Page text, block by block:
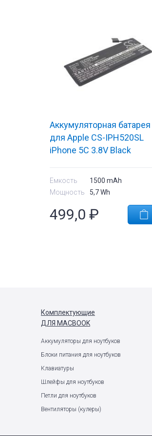
Аккумуляторная батарея
для Apple CS-IPH520SL
iPhone 5C 3.8V Black
Емкость
1500 mAh
Мощность
5,7 Wh
499,0 ₽
Комплектующие
ДЛЯ MACBOOK
Аккумуляторы для ноутбуков
Блоки питания для ноутбуков
Клавиатуры
Шлейфы для ноутбуков
Петли для ноутбуков
Вентиляторы (кулеры)